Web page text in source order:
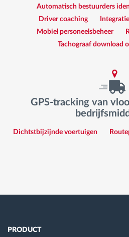
Automatisch bestuurders
Driver coaching
Mobiel personeelsbeheer
Tachograaf download
GPS-tracking van
Dichtstbijzijnde voertuigen
PRODUCT